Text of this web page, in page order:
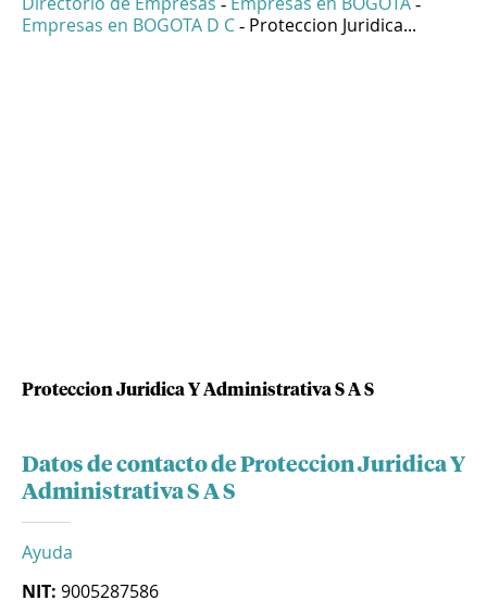
- -
Empresas en BOGOTA D C - Proteccion Juridica...
Proteccion Juridica Y Administrativa S A S
Datos de contacto de Proteccion Juridica Y
Administrativa S A S
Ayuda
NIT: 9005287586